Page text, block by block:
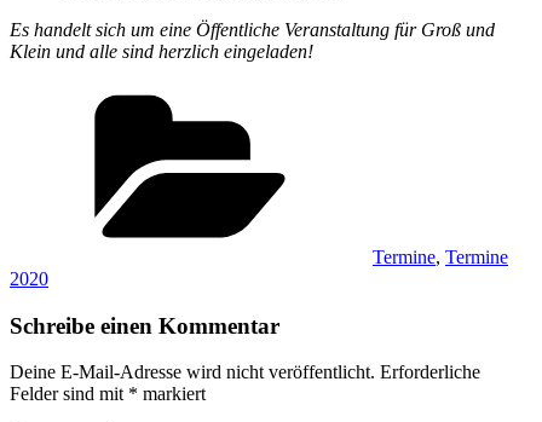
Es handelt sich um eine Öffentliche Veranstaltung für Groß und
Klein und alle sind herzlich eingeladen!
Termine, Termine
2020
Schreibe einen Kommentar
Deine E-Mail-Adresse wird nicht veröffentlicht. Erforderliche
Felder sind mit * markiert